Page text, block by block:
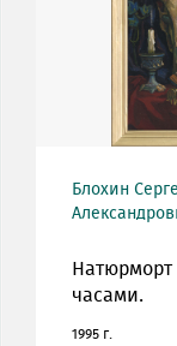
Блохин
часами.
1995 г.